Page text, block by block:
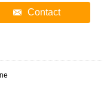
Contact